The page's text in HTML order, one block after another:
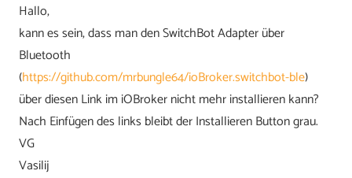
Hallo,
kann es sein, dass man den SwitchBot Adapter über
Bluetooth
(https://github.com/mrbungle64/ioBroker.switchbot-ble)
über diesen Link im iOBroker nicht mehr installieren kann?
Nach Einfügen des links bleibt der Installieren Button grau.
VG
Vasilij